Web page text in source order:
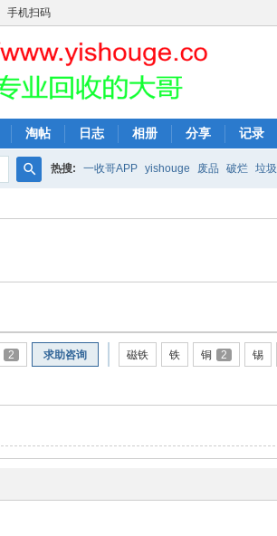
手机扫码
淘帖 日志 相册 分享 记录
索
热搜: 一收哥APP yishouge 废品 破烂 垃圾
2 求助咨询 磁铁 铁 铜 2 锡